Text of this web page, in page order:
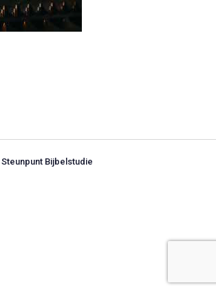
Bijbelstudie